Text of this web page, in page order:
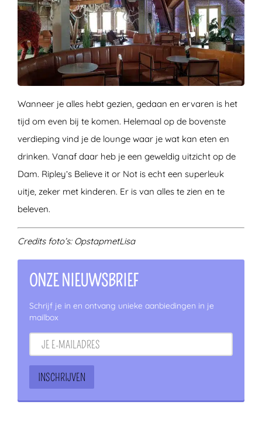
Wanneer je alles hebt gezien, gedaan en ervaren is het
tijd om even bij te komen. Helemaal op de bovenste
verdieping vind je de lounge waar je wat kan eten en
drinken. Vanaf daar heb je een geweldig uitzicht op de
Dam. Ripley’s Believe it or Not is echt een superleuk
uitje, zeker met kinderen. Er is van alles te zien en te
beleven.
Credits foto’s: OpstapmetLisa
ONZE NIEUWSBRIEF
Schrijf je in en ontvang unieke aanbiedingen in je
mailbox